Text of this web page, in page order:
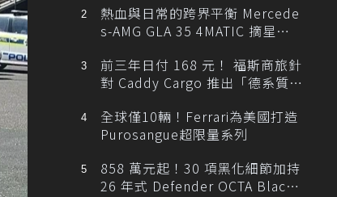
熱血與日常的跨界平衡 Mercede
s-AMG GLA 35 4MATIC 摘星版
前三年日付 168 元！ 福斯商旅針
對 Caddy Cargo 推出「德系質感
全球僅10輛！Ferrari為美國打造
Purosangue超限量系列
858 萬元起！30 項黑化細節加持
26 年式 Defender OCTA Black